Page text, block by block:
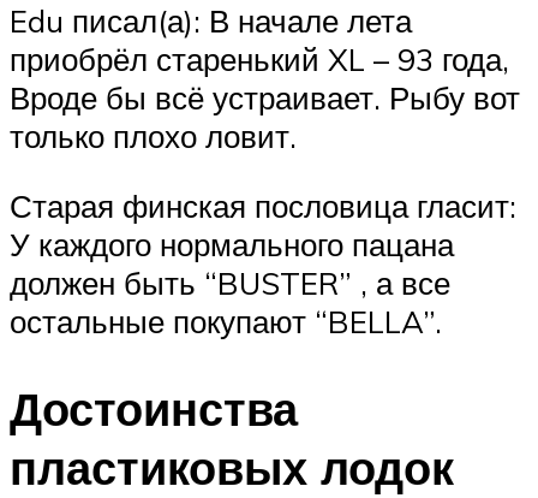
Edu писал(а): В начале лета
приобрёл старенький XL – 93 года,
Вроде бы всё устраивает. Рыбу вот
только плохо ловит.
Старая финская пословица гласит:
У каждого нормального пацана
должен быть “BUSTER” , а все
остальные покупают “BELLA”.
Достоинства
пластиковых лодок